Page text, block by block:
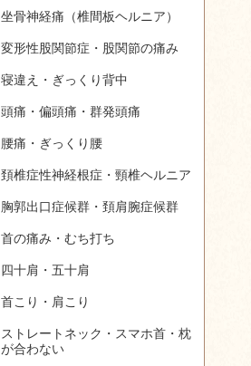
坐骨神経痛（椎間板ヘルニア）
変形性股関節症・股関節の痛み
寝違え・ぎっくり背中
頭痛・偏頭痛・群発頭痛
腰痛・ぎっくり腰
頚椎症性神経根症・頸椎ヘルニア
胸郭出口症候群・頚肩腕症候群
首の痛み・むち打ち
四十肩・五十肩
首こり・肩こり
ストレートネック・スマホ首・枕
が合わない